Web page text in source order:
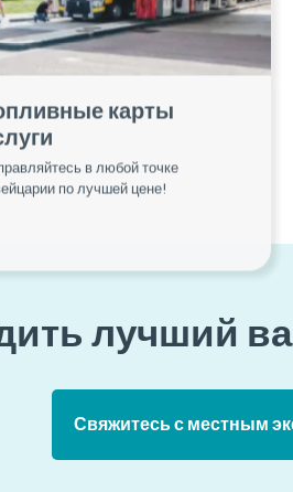
карты
в любой точке
лучший
Свяжитесь с местным